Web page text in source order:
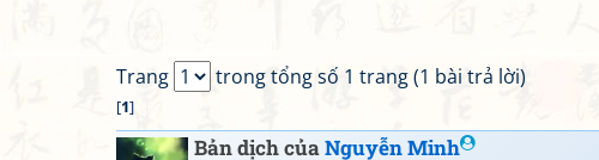
Trang trong tổng số 1 trang (1 bài trả lời)
[1]
Bản dịch củaNguyễn Minh